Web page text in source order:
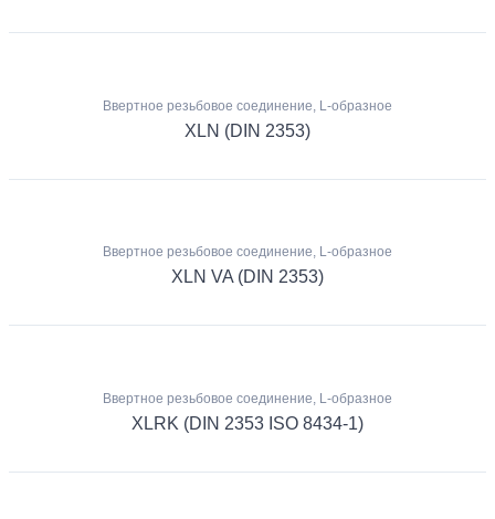
Ввертное резьбовое соединение, L-образное
XLN (DIN 2353)
Ввертное резьбовое соединение, L-образное
XLN VA (DIN 2353)
Ввертное резьбовое соединение, L-образное
XLRK (DIN 2353 ISO 8434-1)